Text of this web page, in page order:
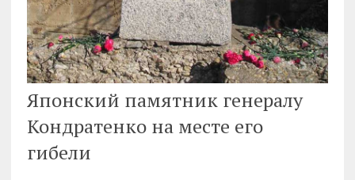
Японский памятник генералу
Кондратенко на месте его
гибели